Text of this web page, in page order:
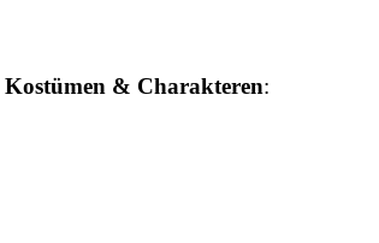
Kostümen & Charakteren: